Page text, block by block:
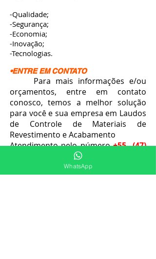
-Qualidade;
-Segurança;
-Economia;
-Inovação;
-Tecnologias.
•ENTRE EM CONTATO
Para mais informações e/ou
orçamentos, entre em contato
conosco, temos a melhor solução
para você e sua empresa em Laudos
de Controle de Materiais de
Revestimento e Acabamento
Atendimento pelo número+55(47)
WhatsApp